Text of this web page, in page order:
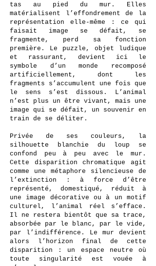
tas au pied du mur. Elles
matérialisent l’effondrement de la
représentation elle-même : ce qui
faisait image se défait, se
fragmente, perd sa fonction
première. Le puzzle, objet ludique
et rassurant, devient ici le
symbole d’un monde recomposé
artificiellement, dont les
fragments s’accumulent une fois que
le sens s’est dissous. L’animal
n’est plus un être vivant, mais une
image qui se défait, un souvenir en
train de se déliter.
Privée de ses couleurs, la
silhouette blanchie du loup se
confond peu à peu avec le mur.
Cette disparition chromatique agit
comme une métaphore silencieuse de
l’extinction : à force d’être
représenté, domestiqué, réduit à
une image décorative ou à un motif
culturel, l’animal réel s’efface.
Il ne restera bientôt que sa trace,
absorbée par le blanc, par le vide,
par l’indifférence. Le mur devient
alors l’horizon final de cette
disparition : un espace neutre où
toute singularité est vouée à